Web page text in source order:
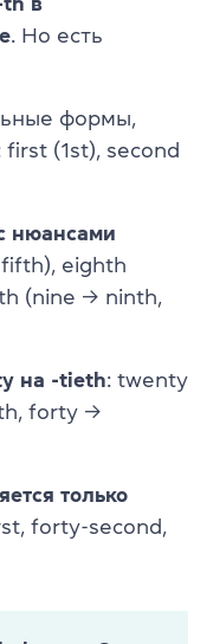
. Но есть
формы,
first (1st), second
нюансами
eighth
(nine → ninth,
на -tieth: twenty
forty →
только
forty-second,